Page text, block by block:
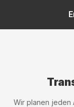
Wir planen jeden